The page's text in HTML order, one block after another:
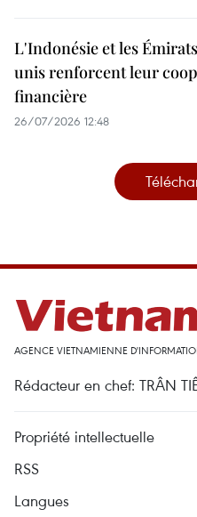
L'Indonésie et les
unis renforcent leur
financière
26/07/2026 12:48
AGENCE VIETNAMIENNE
Rédacteur en chef: TRÂN
Propriété intellectuelle
RSS
Langues